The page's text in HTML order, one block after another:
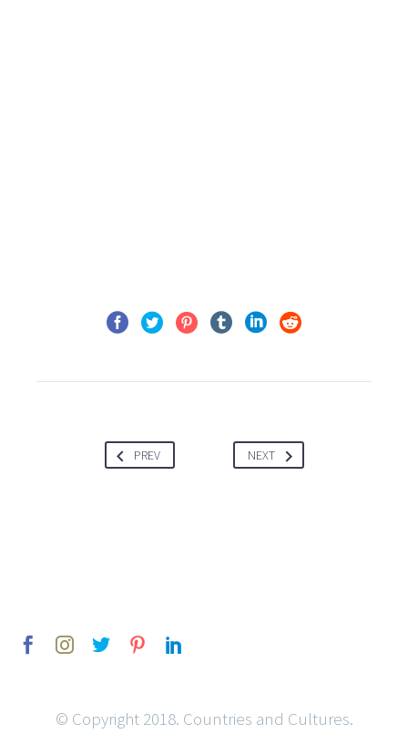
PREV NEXT
© Copyright 2018. Countries and Cultures.